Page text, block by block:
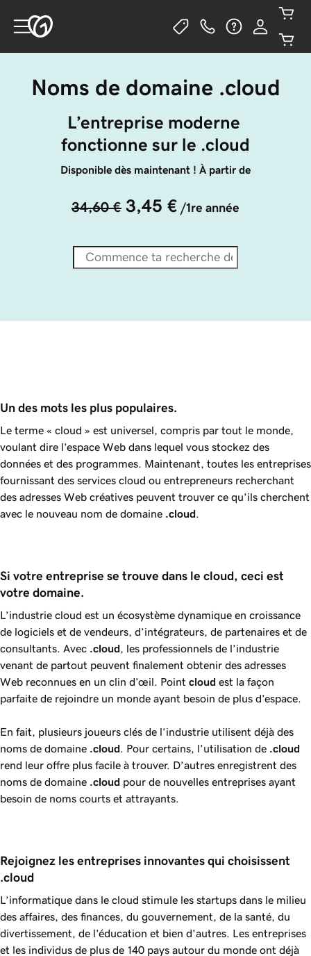
Noms de domaine .cloud
L’entreprise moderne
fonctionne sur le .cloud
Disponible dès maintenant ! À partir de
34,60 € 3,45 € /1re année
Un des mots les plus populaires.
Le terme « cloud » est universel, compris par tout le monde,
voulant dire l’espace Web dans lequel vous stockez des
données et des programmes. Maintenant, toutes les entreprises
fournissant des services cloud ou entrepreneurs recherchant
des adresses Web créatives peuvent trouver ce qu’ils cherchent
avec le nouveau nom de domaine .cloud
Si votre entreprise se trouve dans le cloud, ceci est
votre domaine.
L’industrie cloud est un écosystème dynamique en croissance
de logiciels et de vendeurs, d’intégrateurs, de partenaires et de
consultants. Avec .cloud , les professionnels de l’industrie
venant de partout peuvent finalement obtenir des adresses
Web reconnues en un clin d’œil. Point cloud est la façon
parfaite de rejoindre un monde ayant besoin de plus d’espace.
En fait, plusieurs joueurs clés de l’industrie utilisent déjà des
noms de domaine .cloud . Pour certains, l’utilisation de .cloud
rend leur offre plus facile à trouver. D’autres enregistrent des
noms de domaine .cloud pour de nouvelles entreprises ayant
besoin de noms courts et attrayants.
Rejoignez les entreprises innovantes qui choisissent
.cloud
L’informatique dans le cloud stimule les startups dans le milieu
des affaires, des finances, du gouvernement, de la santé, du
divertissement, de l’éducation et bien d’autres. Les entreprises
et les individus de plus de 140 pays autour du monde ont déjà